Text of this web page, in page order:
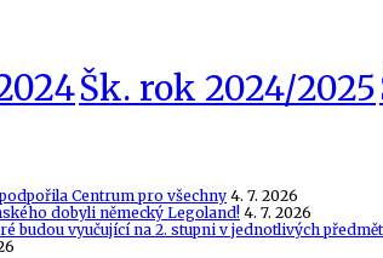
Šk. rok 2024/2025
Centrum pro všechny 4. 7. 2026
dobyli německý Legoland! 4. 7. 2026
budou vyučující na 2. stupni v jednotlivých